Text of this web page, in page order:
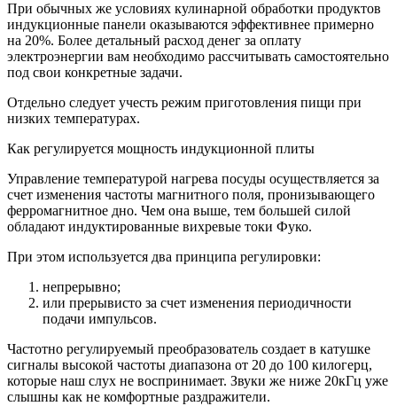
При обычных же условиях кулинарной обработки продуктов
индукционные панели оказываются эффективнее примерно
на 20%. Более детальный расход денег за оплату
электроэнергии вам необходимо рассчитывать самостоятельно
под свои конкретные задачи.
Отдельно следует учесть режим приготовления пищи при
низких температурах.
Как регулируется мощность индукционной плиты
Управление температурой нагрева посуды осуществляется за
счет изменения частоты магнитного поля, пронизывающего
ферромагнитное дно. Чем она выше, тем большей силой
обладают индуктированные вихревые токи Фуко.
При этом используется два принципа регулировки:
непрерывно;
или прерывисто за счет изменения периодичности
подачи импульсов.
Частотно регулируемый преобразователь создает в катушке
сигналы высокой частоты диапазона от 20 до 100 килогерц,
которые наш слух не воспринимает. Звуки же ниже 20кГц уже
слышны как не комфортные раздражители.